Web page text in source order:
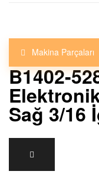
k
i
n
a
Makina Parçaları
B1402-
Sağ 3/16